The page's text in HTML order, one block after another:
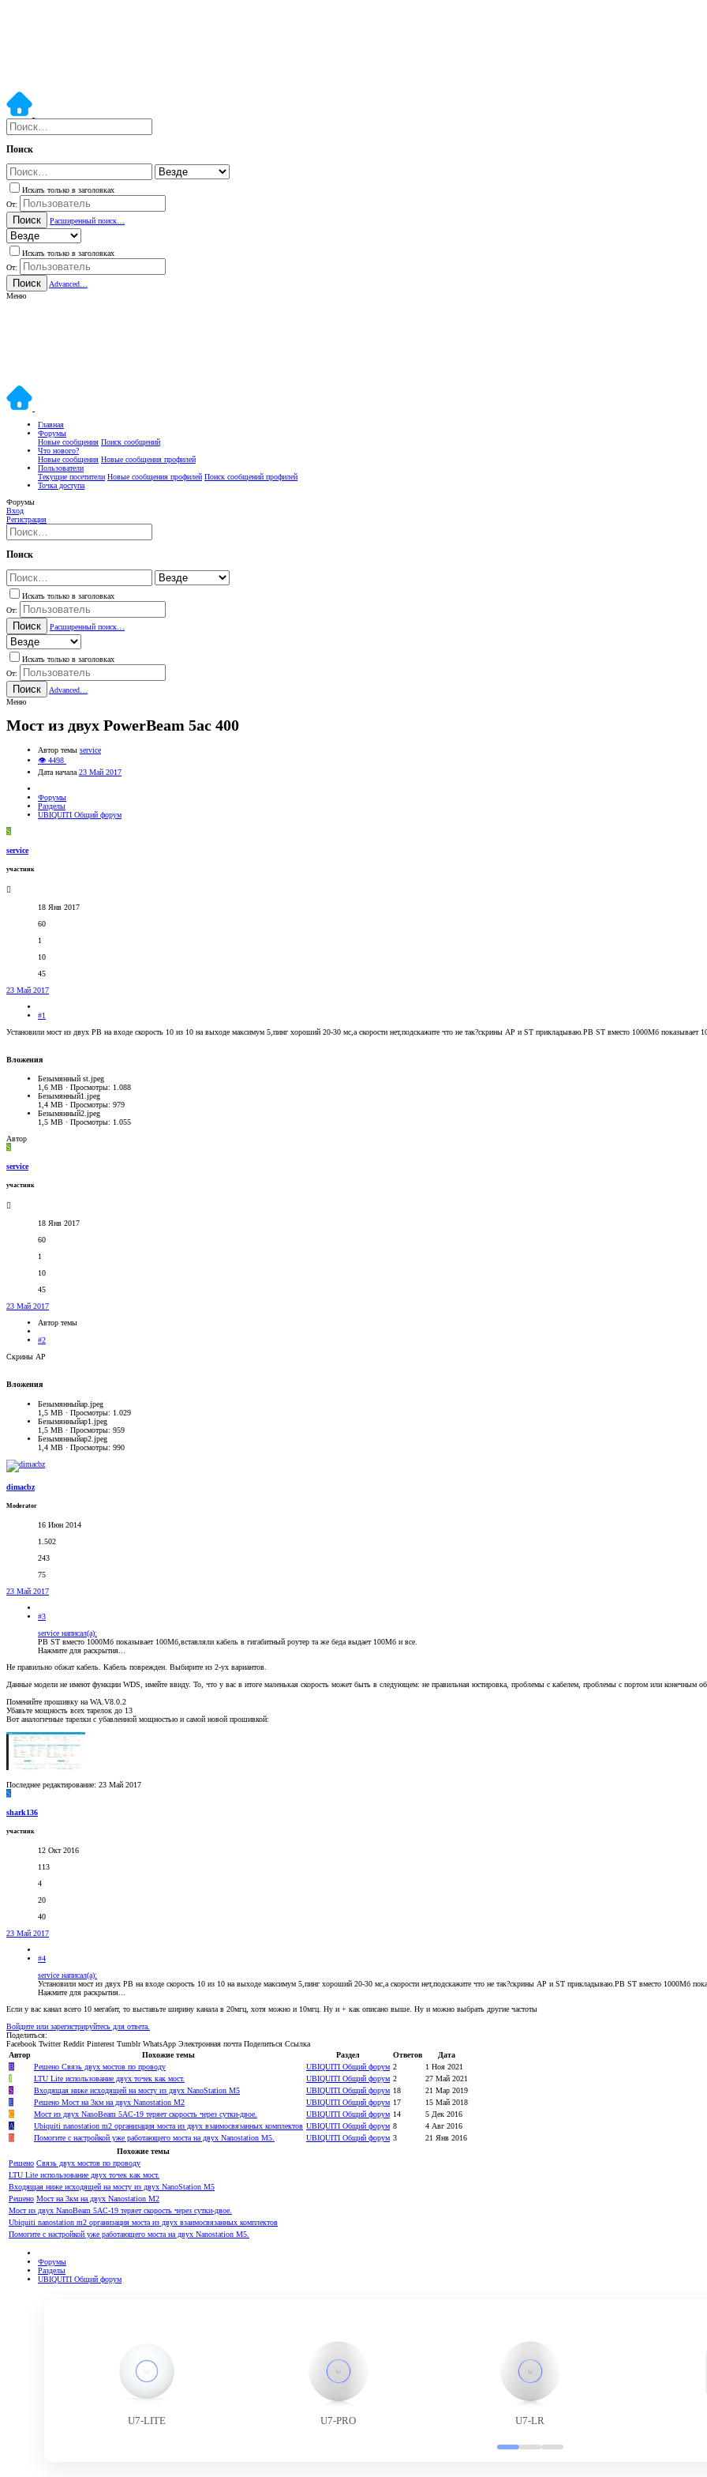
Поиск
Искать только в заголовках
От:
Поиск Расширенный поиск…
Искать только в заголовках
От:
Поиск
Advanced…
Меню
Главная
Форумы
Новые сообщения Поиск сообщений
Что нового?
Новые сообщения Новые сообщения профилей
Пользователи
Текущие посетители Новые сообщения профилей Поиск сообщений профилей
Точка доступа
Форумы
Вход
Регистрация
Поиск
Искать только в заголовках
От:
Поиск Расширенный поиск…
Искать только в заголовках
От:
Поиск
Advanced…
Меню
Мост из двух PowerBeam 5ac 400
Автор темы service
👁 4498
Дата начала 23 Май 2017
Форумы
Разделы
UBIQUITI Общий форум
S
service
участник
18 Янв 2017
60
1
10
45
23 Май 2017
#1
Установили мост из двух PB на входе скорость 10 из 10 на выходе максимум 5,пинг хороший 20-30 мс,а скорости нет,подскажите что не так?скрины AP и ST прикладываю.PB ST вместо 1000Мб показывает
Вложения
Безымянный st.jpeg
1,6 MB · Просмотры: 1.088
Безымянный1.jpeg
1,4 MB · Просмотры: 979
Безымянный2.jpeg
1,5 MB · Просмотры: 1.055
Автор
S
service
участник
18 Янв 2017
60
1
10
45
23 Май 2017
Автор темы
#2
Скрины AP
Вложения
Безымянныйap.jpeg
1,5 MB · Просмотры: 1.029
Безымянныйap1.jpeg
1,5 MB · Просмотры: 959
Безымянныйap2.jpeg
1,4 MB · Просмотры: 990
dimacbz
Moderator
16 Июн 2014
1.502
243
75
23 Май 2017
#3
service написал(а):
PB ST вместо 1000Мб показывает 100Мб,вставляли кабель в гигабитный роутер та же беда выдает 100Мб и все.
Нажмите для раскрытия...
Не правильно обжат кабель. Кабель поврежден. Выбирите из 2-ух вариантов.
Данные модели не имеют функции WDS, имейте ввиду. То, что у вас в итоге маленькая скорость может быть в следующем: не правильная юстировка, проблемы с кабелем, проблемы с портом или конечным
Поменяйте прошивку на WA.V8.0.2
Убавьте мощность всех тарелок до 13
Вот аналогичные тарелки с убавленной мощностью и самой новой прошивкой:
Последнее редактирование: 23 Май 2017
S
shark136
участник
12 Окт 2016
113
4
20
40
23 Май 2017
#4
service написал(а):
Установили мост из двух PB на входе скорость 10 из 10 на выходе максимум 5,пинг хороший 20-30 мс,а скорости нет,подскажите что не так?скрины AP и ST прикладываю.PB ST вместо 1000Мб
Нажмите для раскрытия...
Если у вас канал всего 10 мегабит, то выставьте ширину канала в 20мгц, хотя можно и 10мгц. Ну и + как описано выше. Ну и можно выбрать другие частоты
Войдите или зарегистрируйтесь для ответа.
Поделиться:
Facebook Twitter Reddit Pinterest Tumblr WhatsApp Электронная почта Поделиться Ссылка
Автор
Похожие темы Раздел Ответов
Дата
B
Решено Связь двух мостов по проводу UBIQUITI Общий форум 2
1 Ноя 2021
J
LTU Lite использование двух точек как мост. UBIQUITI Общий форум 2
27 Май 2021
S
Входящая ниже исходящей на мосту из двух NanoStation M5 UBIQUITI Общий форум 18
21 Мар 2019
E
Решено Мост на 3км на двух Nanostation M2 UBIQUITI Общий форум 17
15 Май 2018
C
Мост из двух NanoBeam 5AC-19 теряет скорость через сутки-двое. UBIQUITI Общий форум 14
5 Дек 2016
А
Ubiquiti nanostation m2 организация моста из двух взаимосвязанных комплектов UBIQUITI Общий форум 8
4 Авг 2016
D
Помогите с настройкой уже работающего моста на двух Nanostation M5. UBIQUITI Общий форум 3
21 Янв 2016
Похожие темы
Решено Связь двух мостов по проводу
LTU Lite использование двух точек как мост.
Входящая ниже исходящей на мосту из двух NanoStation M5
Решено Мост на 3км на двух Nanostation M2
Мост из двух NanoBeam 5AC-19 теряет скорость через сутки-двое.
Ubiquiti nanostation m2 организация моста из двух взаимосвязанных комплектов
Помогите с настройкой уже работающего моста на двух Nanostation M5.
Форумы
Разделы
UBIQUITI Общий форум
U7-LITE U7-PRO U7-LR